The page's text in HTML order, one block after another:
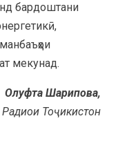
бардоштани
мекунад.
Олуфта Шарипова,
Радиои Тоҷикистон